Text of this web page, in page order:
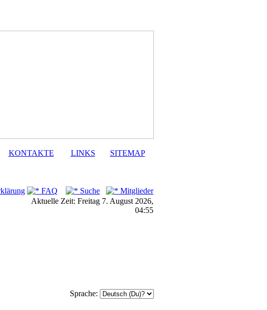
KONTAKTE LINKS SITEMAP
FAQ Suche
Mitglieder
Aktuelle Zeit: Freitag 7. August 2026,
04:55
Sprache: